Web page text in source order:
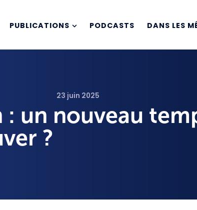
PUBLICATIONS PODCASTS DANS LES
23 juin 2025
un nouveau
?